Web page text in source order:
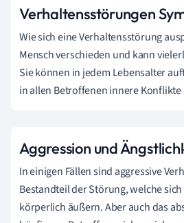
Verhaltensstörungen
Wie sich eine Verhaltensstörung
Mensch verschieden und kann
Sie können in jedem Lebensalter
in allen Betroffenen innere Konflikte
Aggression und
In einigen Fällen sind aggressive
Bestandteil der Störung, welche
körperlich äußern. Aber auch das